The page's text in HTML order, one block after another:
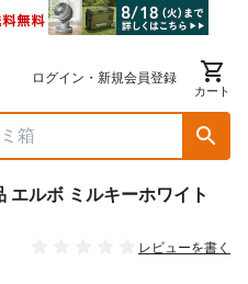
ログイン・新規会員登録
カート
エルボ ミルキーホワイト
レビューを書く